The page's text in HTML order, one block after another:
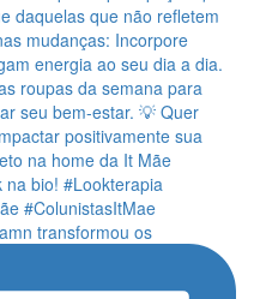
transformou os